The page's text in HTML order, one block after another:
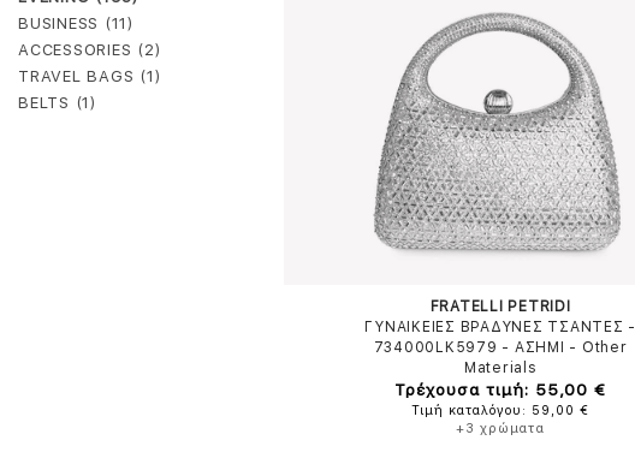
BUSINESS (11)
ACCESSORIES (2)
TRAVEL BAGS (1)
BELTS (1)
FRATELLI PETRIDI
ΓΥΝΑΙΚΕΙΕΣ ΒΡΑΔΥΝΕΣ ΤΣΑΝΤΕΣ -
734000LK5979 - ΑΣΗΜΙ - Other
Materials
Τρέχουσα τιμή: 55,00 €
Τιμή καταλόγου: 59,00 €
+3 χρώματα